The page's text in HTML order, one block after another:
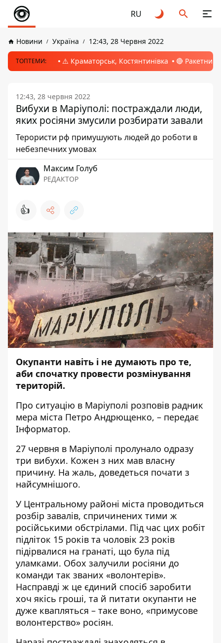
RU
Новини Україна 12:43, 28 Червня 2022
ТОПТЕМИ: ⚠️ Краматорськ, Костянтинівка 🔴 Ракетний
12:43, 28 червня 2022
Вибухи в Маріуполі: постраждали люди,
яких росіяни змусили розбирати завали
Терористи рф примушують людей до роботи в
небезпечних умовах
Максим Голуб
РЕДАКТОР
👍
Окупанти навіть і не думають про те,
аби спочатку провести розмінування
територій.
Про ситуацію в Маріуполі розповів радник
мера міста Петро Андрющенко, – передає
Інформатор.
27 червня в Маріуполі пролунало одразу
три вибухи. Кожен з них мав власну
причину. На жаль, доведеться почати з
найсумнішого.
У Центральному районі міста проводиться
розбір завалів, спричинених тими ж
російськими обстрілами. Під час цих робіт
підліток 15 років та чоловік 23 років
підірвалися на гранаті, що була під
уламками. Обох залучили росіяни до
команди так званих «волонтерів».
Насправді ж це єдиний спосіб заробити
хоч якісь гроші, та й питати окупанти не
дуже квапляться – таке воно, «примусове
волонтерство» росіян.